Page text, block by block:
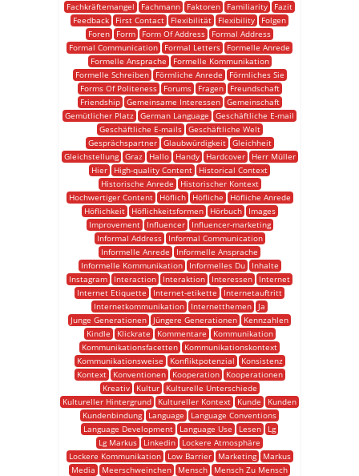
Fachkräftemangel
Fachmann Faktoren Familiarity
Fazit
Feedback
First Contact Flexibilität Flexibility
Folgen
Foren
Form Form Of Address
Formal Address
Formal Communication
Formal Letters
Formelle Anrede
Formelle Ansprache
Formelle Kommunikation
Formelle Schreiben
Förmliche Anrede
Förmliches Sie
Forms Of Politeness
Forums Fragen
Freundschaft
Friendship
Gemeinsame Interessen
Gemeinschaft
Gemütlicher Platz German Language
Geschäftliche E-mail
Geschäftliche E-mails
Geschäftliche Welt
Gesprächspartner
Glaubwürdigkeit
Gleichheit
Gleichstellung
Graz Hallo Handy Hardcover
Herr Müller
Hier
High-quality Content
Historical Context
Historische Anrede
Historischer Kontext
Hochwertiger Content
Höflich Höfliche
Höfliche Anrede
Höflichkeit
Höflichkeitsformen Hörbuch
Images
Improvement
Influencer
Influencer-marketing
Informal Address
Informal Communication
Informelle Anrede
Informelle Ansprache
Informelle Kommunikation
Informelles Du
Inhalte
Instagram
Interaction Interaktion Interessen
Internet
Internet Etiquette
Internet-etikette
Internetauftritt
Internetkommunikation
Internetthemen
Ja
Junge Generationen
Jüngere Generationen
Kennzahlen
Kindle
Klickrate Kommentare
Kommunikation
Kommunikationsfacetten
Kommunikationskontext
Kommunikationsweise
Konfliktpotenzial
Konsistenz
Kontext
Konventionen Kooperation
Kooperationen
Kreativ
Kultur
Kulturelle Unterschiede
Kultureller Hintergrund
Kultureller Kontext Kunde
Kunden
Kundenbindung
Language
Language Conventions
Language Development
Language Use Lesen
Lg
Lg Markus
Linkedin
Lockere Atmosphäre
Lockere Kommunikation
Low Barrier Marketing
Markus
Media
Meerschweinchen Mensch
Mensch Zu Mensch